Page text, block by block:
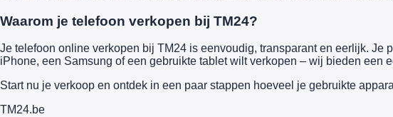
Waarom je telefoon verkopen bij TM24?
Je telefoon online verkopen bij TM24 is eenvoudig, transparant en eerlijk.
iPhone, een Samsung of een gebruikte tablet wilt verkopen – wij bieden een
Start nu je verkoop en ontdek in een paar stappen hoeveel je gebruikte
TM24.be